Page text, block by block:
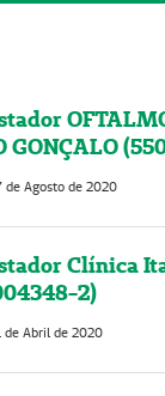
GONÇALO
de Agosto de 2020
Clínica
2)
de Abril de 2020